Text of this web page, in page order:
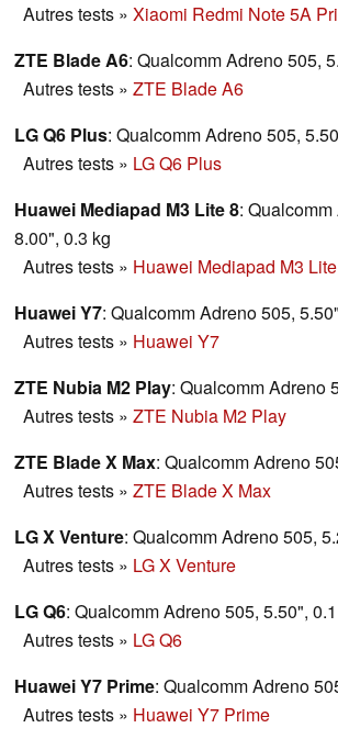
Autres tests » Xiaomi Redmi Note 5A
ZTE Blade A6: Qualcomm Adreno 505,
Autres tests » ZTE Blade A6
LG Q6 Plus: Qualcomm Adreno 505,
Autres tests » LG Q6 Plus
Huawei Mediapad M3 Lite 8:
8.00", 0.3 kg
Autres tests » Huawei Mediapad M3
Huawei Y7: Qualcomm Adreno 505,
Autres tests » Huawei Y7
ZTE Nubia M2 Play: Qualcomm Adreno
Autres tests » ZTE Nubia M2 Play
ZTE Blade X Max: Qualcomm Adreno
Autres tests » ZTE Blade X Max
LG X Venture: Qualcomm Adreno 505,
Autres tests » LG X Venture
LG Q6: Qualcomm Adreno 505, 5.50",
Autres tests » LG Q6
Huawei Y7 Prime: Qualcomm Adreno
Autres tests » Huawei Y7 Prime